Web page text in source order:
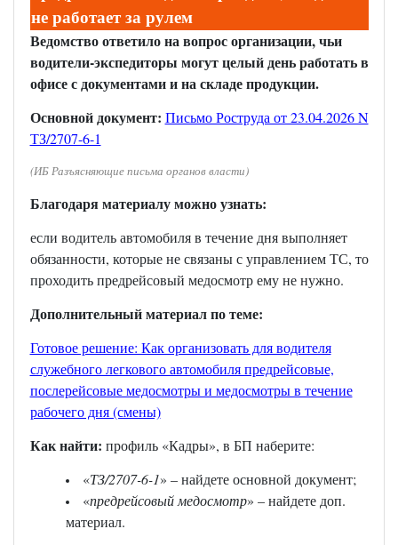
не работает за рулем
Ведомство ответило на вопрос организации, чьи
водители-экспедиторы могут целый день работать в
офисе с документами и на складе продукции.
Основной документ: Письмо Роструда от 23.04.2026 N
ТЗ/2707-6-1
(ИБ Разъясняющие письма органов власти)
Благодаря материалу можно узнать:
если водитель автомобиля в течение дня выполняет
обязанности, которые не связаны с управлением ТС, то
проходить предрейсовый медосмотр ему не нужно.
Дополнительный материал по теме:
Готовое решение: Как организовать для водителя
служебного легкового автомобиля предрейсовые,
послерейсовые медосмотры и медосмотры в течение
рабочего дня (смены)
Как найти: профиль «Кадры», в БП наберите:
«ТЗ/2707-6-1» – найдете основной документ;
«предрейсовый медосмотр» – найдете доп.
материал.